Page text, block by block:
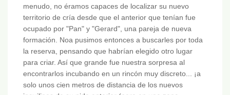
menudo, no éramos capaces de localizar su nuevo
territorio de cría desde que el anterior que tenían fue
ocupado por "Pan" y "Gerard", una pareja de nueva
formación. Noa pusimos entonces a buscarles por toda
la reserva, pensando que habrían elegido otro lugar
para criar. Así que grande fue nuestra sorpresa al
encontrarlos incubando en un rincón muy discreto... ¡a
solo unos cien metros de distancia de los nuevos